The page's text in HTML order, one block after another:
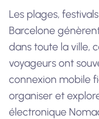
Les plages,
Barcelone
dans toute la ville,
voyageurs ont
connexion mobile
organiser et
électronique